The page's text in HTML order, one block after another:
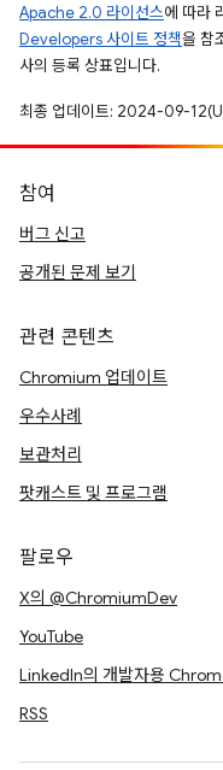
Apache 2.0 라이선스에 따라
Developers 사이트 정책을 참
사의 등록 상표입니다.
최종 업데이트: 2024-09-
참여
버그 신고
공개된 문제 보기
관련 콘텐츠
Chromium 업데이트
우수사례
보관처리
팟캐스트 및 프로그램
팔로우
X의 @ChromiumDev
YouTube
LinkedIn의 개발자용
RSS